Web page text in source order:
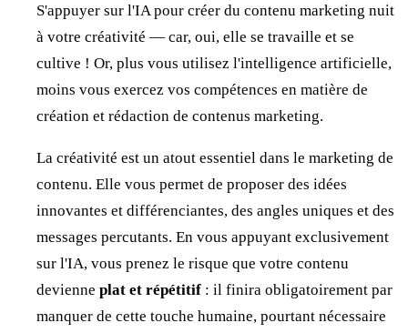
S'appuyer sur l'IA pour créer du contenu marketing nuit
à votre créativité — car, oui, elle se travaille et se
cultive ! Or, plus vous utilisez l'intelligence artificielle,
moins vous exercez vos compétences en matière de
création et rédaction de contenus marketing.
La créativité est un atout essentiel dans le marketing de
contenu. Elle vous permet de proposer des idées
innovantes et différenciantes, des angles uniques et des
messages percutants. En vous appuyant exclusivement
sur l'IA, vous prenez le risque que votre contenu
devienne plat et répétitif : il finira obligatoirement par
manquer de cette touche humaine, pourtant nécessaire